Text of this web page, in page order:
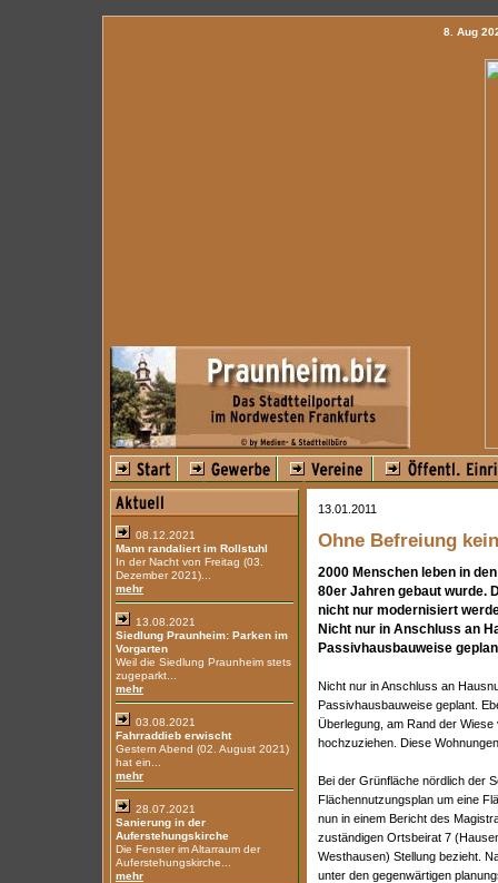
8. Aug
08.12.2021
Mann randaliert im Rollstuhl
In der Nacht von Freitag (03.
Dezember 2021)...
mehr
13.08.2021
Siedlung Praunheim: Parken im
Vorgarten
Weil die Siedlung Praunheim stets
zugeparkt...
mehr
03.08.2021
Fahrraddieb erwischt
Gestern Abend (02. August 2021)
hat ein...
mehr
28.07.2021
Sanierung in der
Auferstehungskirche
Die Fenster im Altarraum der
Auferstehungskirche...
mehr
13.01.2011
Ohne Befreiung
2000 Menschen leben in
80er Jahren gebaut wurde.
nicht nur modernisiert
Nicht nur in Anschluss an
Passivhausbauweise
Nicht nur in Anschluss an
Passivhausbauweise geplant.
Überlegung, am Rand der
hochzuziehen. Diese
Bei der Grünfläche nördlich der
Flächennutzungsplan um eine
nun in einem Bericht des
zuständigen Ortsbeirat 7
Westhausen) Stellung bezieht.
unter den gegenwärtigen